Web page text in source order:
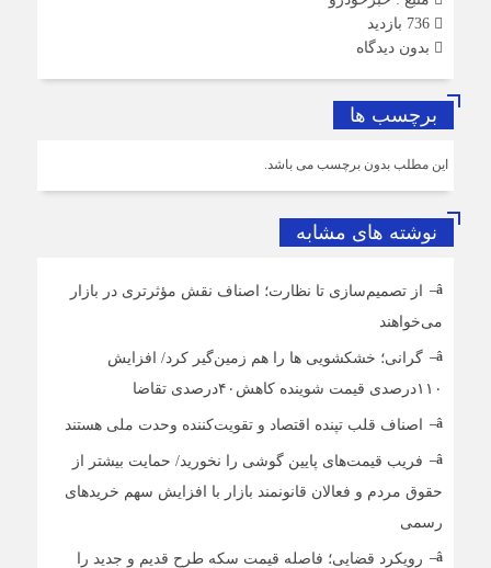
بدون دیدگاه
برچسب ها
این مطلب بدون برچسب می باشد.
نوشته های مشابه
از تصمیم‌سازی تا نظارت؛ اصناف نقش مؤثرتری در بازار
می‌خواهند
گرانی؛ خشکشویی‌ ها را هم زمین‌گیر کرد/ افزایش
۱۱۰درصدی قیمت شوینده کاهش۴۰درصدی تقاضا
اصناف قلب تپنده اقتصاد و تقویت‌کننده وحدت ملی هستند
فریب قیمت‌های پایین گوشی را نخورید/ حمایت بیشتر از
حقوق مردم و فعالان قانونمند بازار با افزایش سهم خریدهای
رسمی
رویکرد قضایی؛ فاصله قیمت سکه طرح قدیم و جدید را